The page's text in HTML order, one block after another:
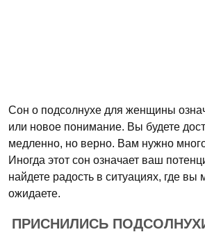
Сон о подсолнухе для женщины
или новое понимание. Вы будете
медленно, но верно. Вам нужно
Иногда этот сон означает ваш
найдете радость в ситуациях, где вы
ожидаете.
ПРИСНИЛИСЬ